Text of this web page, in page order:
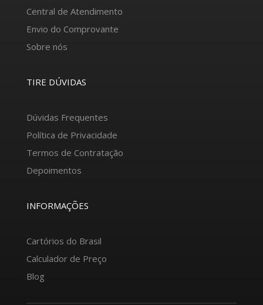
Central de Atendimento
Envio do Comprovante
Sobre nós
TIRE DÚVIDAS
Dúvidas Frequentes
Política de Privacidade
Termos de Contratação
Depoimentos
INFORMAÇÕES
Cartórios do Brasil
Calculador de Preço
Blog